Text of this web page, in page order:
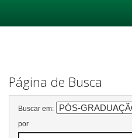
Página de Busca
Buscar em:
por